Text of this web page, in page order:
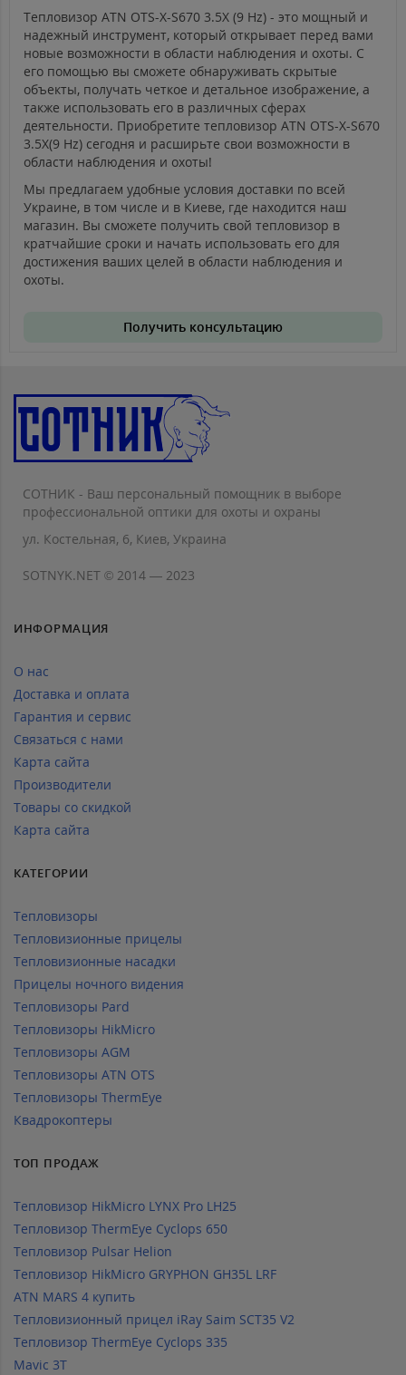
Тепловизор ATN OTS-X-S670 3.5X (9 Hz) - это мощный и
надежный инструмент, который открывает перед вами
новые возможности в области наблюдения и охоты. С
его помощью вы сможете обнаруживать скрытые
объекты, получать четкое и детальное изображение, а
также использовать его в различных сферах
деятельности. Приобретите тепловизор ATN OTS-X-S670
3.5X(9 Hz) сегодня и расширьте свои возможности в
области наблюдения и охоты!
Мы предлагаем удобные условия доставки по всей
Украине, в том числе и в Киеве, где находится наш
магазин. Вы сможете получить свой тепловизор в
кратчайшие сроки и начать использовать его для
достижения ваших целей в области наблюдения и
охоты.
Получить консультацию
СОТНИК - Ваш персональный помощник в выборе
профессиональной оптики для охоты и охраны
ул. Костельная, 6, Киев, Украина
SOTNYK.NET © 2014 — 2023
ИНФОРМАЦИЯ
О нас
Доставка и оплата
Гарантия и сервис
Связаться с нами
Карта сайта
Производители
Товары со скидкой
Карта сайта
КАТЕГОРИИ
Тепловизоры
Тепловизионные прицелы
Тепловизионные насадки
Прицелы ночного видения
Тепловизоры Pard
Тепловизоры HikMicro
Тепловизоры AGM
Тепловизоры ATN OTS
Тепловизоры ThermEye
Квадрокоптеры
ТОП ПРОДАЖ
Тепловизор HikMicro LYNX Pro LH25
Тепловизор ThermEye Cyclops 650
Тепловизор Pulsar Helion
Тепловизор HikMicro GRYPHON GH35L LRF
ATN MARS 4 купить
Тепловизионный прицел iRay Saim SCT35 V2
Тепловизор ThermEye Cyclops 335
Mavic 3T